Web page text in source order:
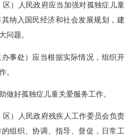
区）人民政府应当加强对孤独症儿童
纳入国民经济和社会发展规划，建
问题。
处）应当根据实际情况，组织开
。
好孤独症儿童关爱服务工作。
区）人民政府残疾人工作委员会负责
组织、协调、指导、督促，日常工